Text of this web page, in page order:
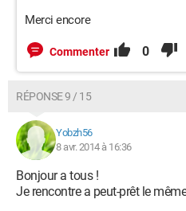
Merci encore
Commenter 0
RÉPONSE 9 / 15
Yobzh56
8 avr. 2014 à 16:36
Bonjour a tous !
Je rencontre a peut-prêt le